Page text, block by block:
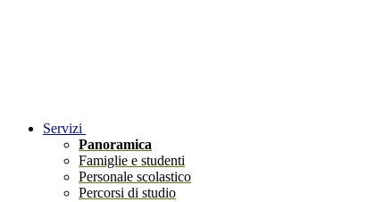
Servizi
Panoramica
Famiglie e studenti
Personale scolastico
Percorsi di studio